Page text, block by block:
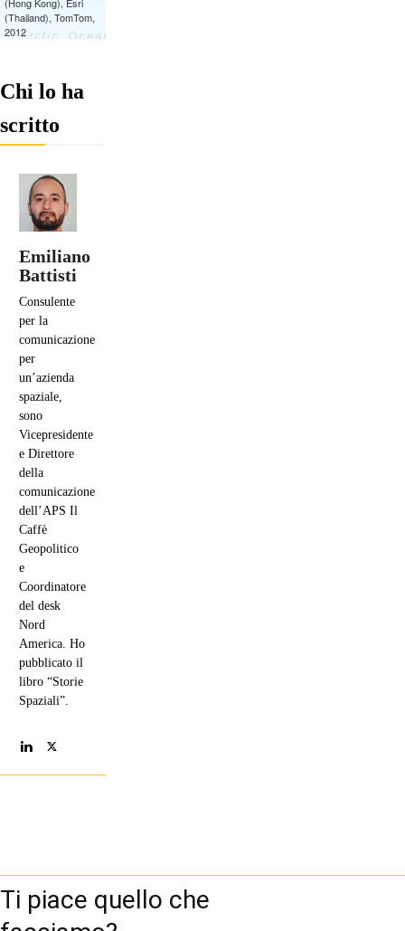
Chi lo ha
scritto
Emiliano
Battisti
Consulente
per la
comunicazione
per
un’azienda
spaziale,
sono
Vicepresidente
e Direttore
della
comunicazione
dell’APS Il
Caffè
Geopolitico
e
Coordinatore
del desk
Nord
America. Ho
pubblicato il
libro “Storie
Spaziali”.
Ti piace quello che